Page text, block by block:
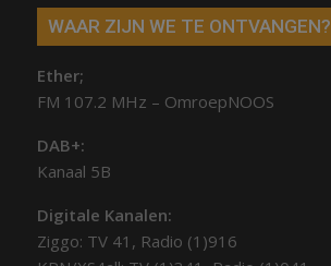
WAAR ZIJN WE TE ONTVANGEN?
Ether;
FM 107.2 MHz – OmroepNOOS
DAB+:
Kanaal 5B
Digitale Kanalen:
Ziggo: TV 41, Radio (1)916